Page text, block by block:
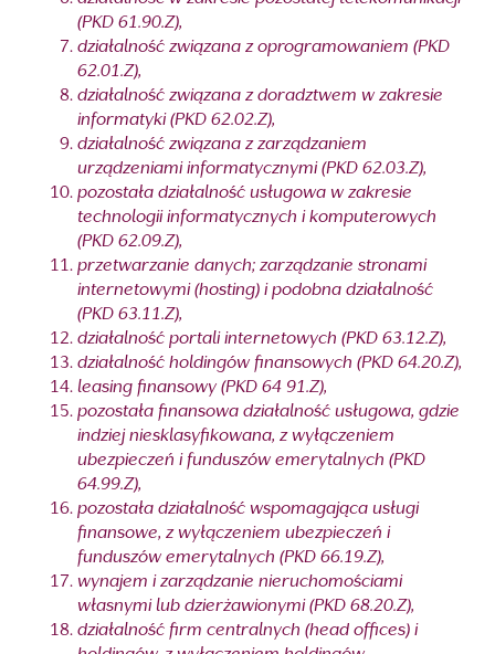
(PKD 61.90.Z),
działalność związana z oprogramowaniem (PKD
62.01.Z),
działalność związana z doradztwem w zakresie
informatyki (PKD 62.02.Z),
działalność związana z zarządzaniem
urządzeniami informatycznymi (PKD 62.03.Z),
pozostała działalność usługowa w zakresie
technologii informatycznych i komputerowych
(PKD 62.09.Z),
przetwarzanie danych; zarządzanie stronami
internetowymi (hosting) i podobna działalność
(PKD 63.11.Z),
działalność portali internetowych (PKD 63.12.Z),
działalność holdingów finansowych (PKD 64.20.Z),
leasing finansowy (PKD 64 91.Z),
pozostała finansowa działalność usługowa, gdzie
indziej niesklasyfikowana, z wyłączeniem
ubezpieczeń i funduszów emerytalnych (PKD
64.99.Z),
pozostała działalność wspomagająca usługi
finansowe, z wyłączeniem ubezpieczeń i
funduszów emerytalnych (PKD 66.19.Z),
wynajem i zarządzanie nieruchomościami
własnymi lub dzierżawionymi (PKD 68.20.Z),
działalność firm centralnych (head offices) i